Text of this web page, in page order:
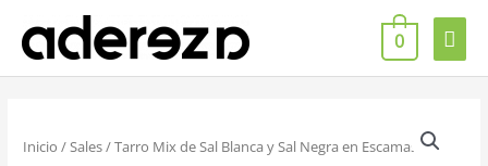
0
Inicio /Sales/ Tarro Mix de Sal Blanca y Sal Negra en Escamas 90g